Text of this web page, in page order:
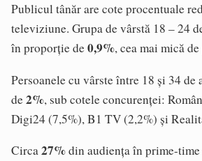
Publicul tânăr are cote procentuale
televiziune. Grupa de vârstă 18 – 24
în proporție de0,9%, cea mai mică
Persoanele cu vârste între 18 și 34
de2%, sub cotele concurenței:
Digi24 (7,5%), B1 TV (2,2%) și
Circa27%din audiența în prime-